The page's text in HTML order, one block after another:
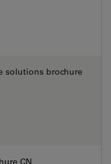
solutions brochure
CN